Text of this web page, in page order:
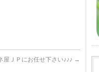
屋ＪＰにお任せ下さい♪♪♪ →